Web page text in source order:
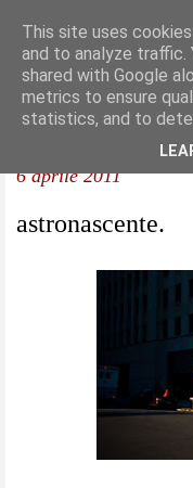
6 aprile 2011
astronascente.
This site uses
and to analyze traffic.
shared with Google
metrics to ensure
statistics, and to